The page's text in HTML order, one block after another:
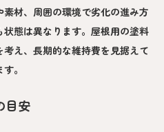
材、周囲の環境で劣化の進み方
態は異なります。屋根用の塗料
え、長期的な維持費を見据えて
。
目安